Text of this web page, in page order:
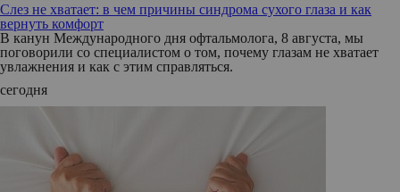
Слез не хватает: в чем причины синдрома сухого глаза и как
вернуть комфорт
В канун Международного дня офтальмолога, 8 августа, мы
поговорили со специалистом о том, почему глазам не хватает
увлажнения и как с этим справляться.
сегодня